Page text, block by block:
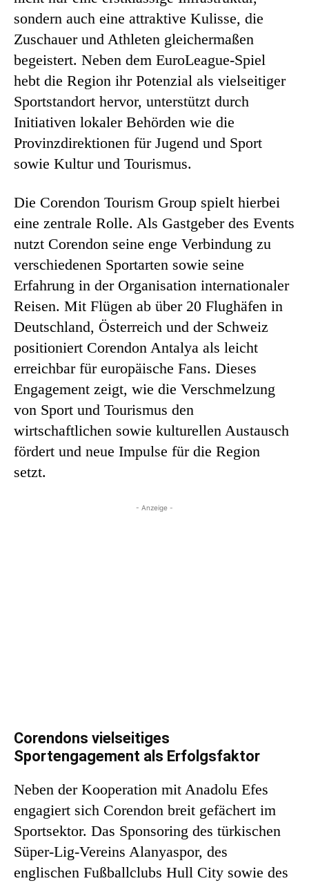
sondern auch eine attraktive Kulisse, die
Zuschauer und Athleten gleichermaßen
begeistert. Neben dem EuroLeague-Spiel
hebt die Region ihr Potenzial als vielseitiger
Sportstandort hervor, unterstützt durch
Initiativen lokaler Behörden wie die
Provinzdirektionen für Jugend und Sport
sowie Kultur und Tourismus.
Die Corendon Tourism Group spielt hierbei
eine zentrale Rolle. Als Gastgeber des Events
nutzt Corendon seine enge Verbindung zu
verschiedenen Sportarten sowie seine
Erfahrung in der Organisation internationaler
Reisen. Mit Flügen ab über 20 Flughäfen in
Deutschland, Österreich und der Schweiz
positioniert Corendon Antalya als leicht
erreichbar für europäische Fans. Dieses
Engagement zeigt, wie die Verschmelzung
von Sport und Tourismus den
wirtschaftlichen sowie kulturellen Austausch
fördert und neue Impulse für die Region
setzt.
- Anzeige -
Corendons vielseitiges
Sportengagement als Erfolgsfaktor
Neben der Kooperation mit Anadolu Efes
engagiert sich Corendon breit gefächert im
Sportsektor. Das Sponsoring des türkischen
Süper-Lig-Vereins Alanyaspor, des
englischen Fußballclubs Hull City sowie des